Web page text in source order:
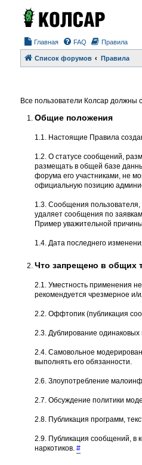
Главная FAQ Правила
Список форумов Правила
Все пользователи Колсар должны
Общие положения
1.1. Настоящие Правила
1.2. О статусе сообщений,
размещать в общей базе
форума его участниками, не
официальную позицию
1.3. Сообщения
удаляет сообщения по
Пример уважительной
1.4. Дата последнего
Что запрещено в общих
2.1. Уместность применения
рекомендуется чрезмерное и/
2.2. Оффтопик (публикация
2.3. Дублирование
2.4. Самовольное
выполнять его обязанности.
2.6. Злоупотребление
2.7. Обсуждение политики
2.8. Публикация программ,
2.9. Публикация сообщений, в
наркотиков. #